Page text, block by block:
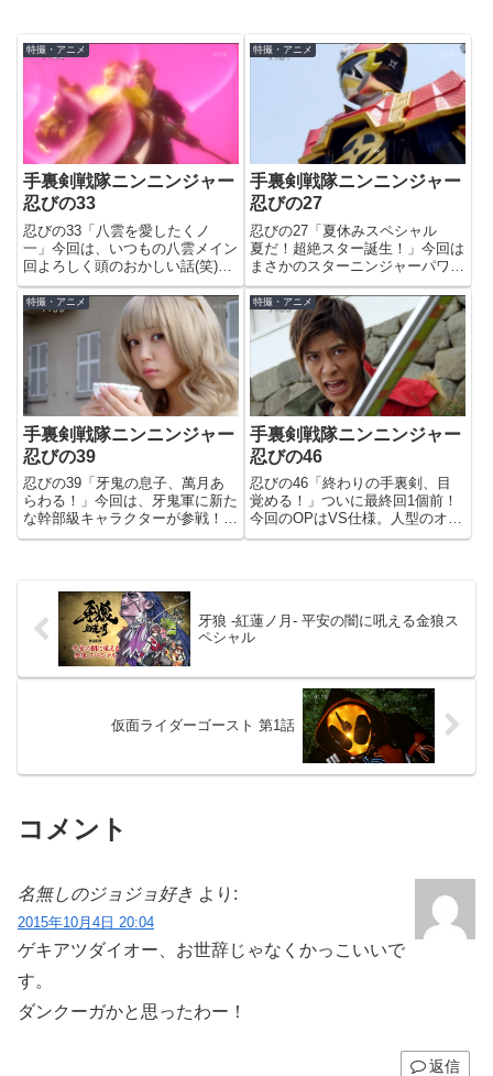
特撮・アニメ
手裏剣戦隊ニンニンジャー
忍びの33
忍びの33「八雲を愛したくノ
一」今回は、いつもの八雲メイン
回よろしく頭のおかしい話(笑)
「なんで他人を守る！」「イーズ
ィーな質問だな。仲間を守るのは
当たり前だろう！」牙鬼軍団お庭
番五人衆の最後の一人、くノ一の
スズメバチから問われ、こう答え
る...
特撮・アニメ
手裏剣戦隊ニンニンジャー
忍びの27
忍びの27「夏休みスペシャル
夏だ！超絶スター誕生！」今回は
まさかのスターニンジャーパワー
アップと、キンジにとっていろい
ろと大事そうなエピソード…父と
兄の宿敵、オオカミオトコと対峙
するキンジ。父はジュンジ・タキ
ガワ、兄はレイジ・タキガワと
い...
特撮・アニメ
手裏剣戦隊ニンニンジャー
忍びの39
忍びの39「牙鬼の息子、萬月あ
らわる！」今回は、牙鬼軍に新た
な幹部級キャラクターが参戦！そ
して霞のメイン回。牙鬼幻月の息
ん。牙鬼幻月、いつの間に子供な
んて仕込んでたんや…(苦笑)有
明...
特撮・アニメ
手裏剣戦隊ニンニンジャー
忍びの46
忍びの46「終わりの手裏剣、目
覚める！」ついに最終回1個前！
今回のOPはVS仕様。人型のオト
モ忍揃い踏みと、覇王トッキュウ
牙狼 -紅蓮ノ月- 平安の闇に吼える金狼ス
ペシャル
仮面ライダーゴースト 第1話
コメント
名無しのジョジョ好き より:
2015年10月4日 20:04
ゲキアツダイオー、お世辞じゃなくかっこいいで
す。
ダンクーガかと思ったわー！
返信